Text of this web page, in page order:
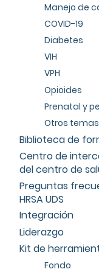
Manejo de
COVID-19
Diabetes
VIH
VPH
Opioides
Prenatal y
Otros
Biblioteca de
Centro de
del centro de
Preguntas
HRSA UDS
Integración
Liderazgo
Kit de
Fondo